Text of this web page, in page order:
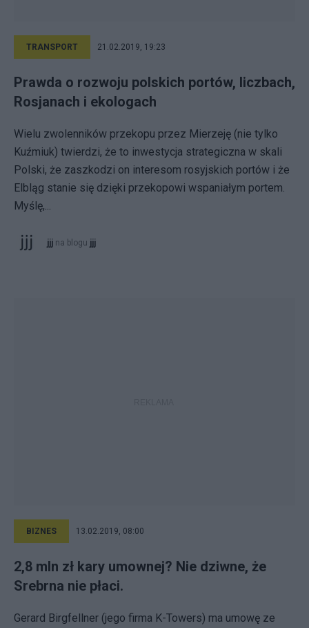
TRANSPORT 21.02.2019, 19:23
Prawda o rozwoju polskich portów, liczbach,
Rosjanach i ekologach
Wielu zwolenników przekopu przez Mierzeję (nie tylko
Kuźmiuk) twierdzi, że to inwestycja strategiczna w skali
Polski, że zaszkodzi on interesom rosyjskich portów i że
Elbląg stanie się dzięki przekopowi wspaniałym portem.
Myślę,...
jjj na blogu jjj
BIZNES 13.02.2019, 08:00
2,8 mln zł kary umownej? Nie dziwne, że
Srebrna nie płaci.
Gerard Birgfellner (jego firma K-Towers) ma umowę ze